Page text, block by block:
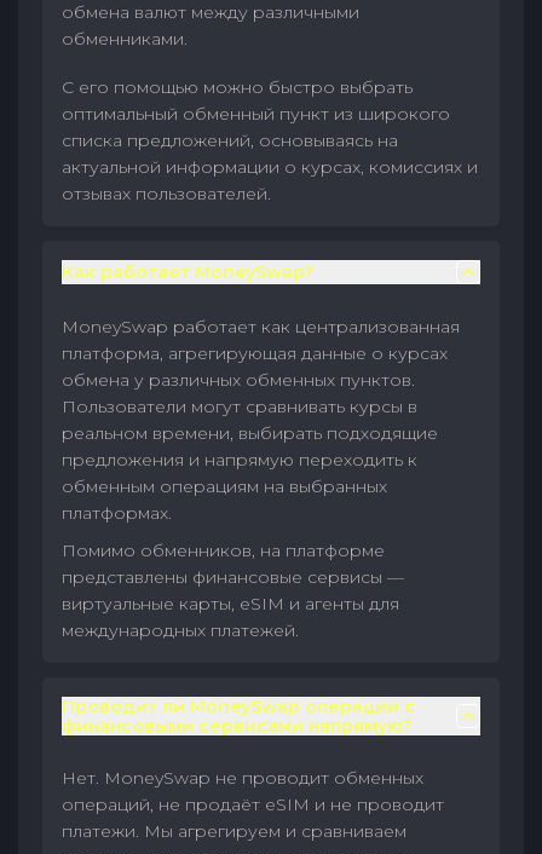
обмена валют между различными
обменниками.
С его помощью можно быстро выбрать
оптимальный обменный пункт из широкого
списка предложений, основываясь на
актуальной информации о курсах, комиссиях и
отзывах пользователей.
Как работает MoneySwap?
MoneySwap работает как централизованная
платформа, агрегирующая данные о курсах
обмена у различных обменных пунктов.
Пользователи могут сравнивать курсы в
реальном времени, выбирать подходящие
предложения и напрямую переходить к
обменным операциям на выбранных
платформах.
Помимо обменников, на платформе
представлены финансовые сервисы —
виртуальные карты, eSIM и агенты для
международных платежей.
Проводит ли MoneySwap операции с
финансовыми сервисами напрямую?
Нет. MoneySwap не проводит обменных
операций, не продаёт eSIM и не проводит
платежи. Мы агрегируем и сравниваем